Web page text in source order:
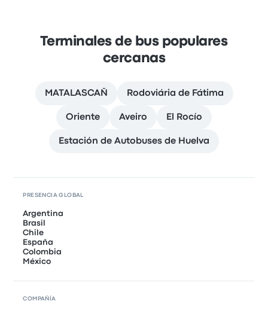
Terminales de bus populares
cercanas
MATALASCAÑ Rodoviária de Fátima
Oriente Aveiro El Rocío
Estación de Autobuses de Huelva
PRESENCIA GLOBAL
Argentina
Brasil
Chile
España
Colombia
México
COMPAÑÍA